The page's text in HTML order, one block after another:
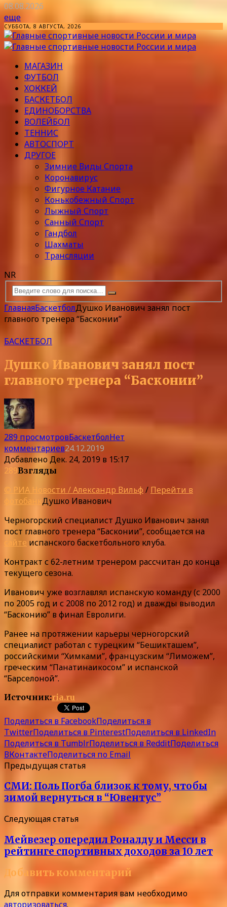
08.08.2026
еще
СУББОТА, 8 АВГУСТА, 2026
МАГАЗИН
ФУТБОЛ
ХОККЕЙ
БАСКЕТБОЛ
ЕДИНОБОРСТВА
ВОЛЕЙБОЛ
ТЕННИС
АВТОСПОРТ
ДРУГОЕ
Зимние Виды Спорта
Коронавирус
Фигурное Катание
Конькобежный Спорт
Лыжный Спорт
Санный Спорт
Гандбол
Шахматы
Трансляции
NR
ГлавнаяБаскетболДушко Иванович занял пост
главного тренера “Басконии”
БАСКЕТБОЛ
Душко Иванович занял пост
главного тренера “Басконии”
289 просмотровБаскетболНет
комментариев24.12.2019
ДобавленоДек. 24, 2019 в 15:17
289Взгляды
© РИА Новости / Александр Вильф / Перейти в
фотобанкДушко Иванович
Черногорский специалист Душко Иванович занял
пост главного тренера “Басконии”, сообщается на
сайте испанского баскетбольного клуба.
Контракт с 62-летним тренером рассчитан до конца
текущего сезона.
Иванович уже возглавлял испанскую команду (с 2000
по 2005 год и с 2008 по 2012 год) и дважды выводил
“Басконию” в финал Евролиги.
Ранее на протяжении карьеры черногорский
специалист работал с турецким “Бешикташем”,
российскими “Химками”, французским “Лиможем”,
греческим “Панатинаикосом” и испанской
“Барселоной”.
Источник:ria.ru
Поделиться в FacebookПоделиться в
TwitterПоделиться в PinterestПоделиться в LinkedIn
Поделиться в TumblrПоделиться в RedditПоделиться
ВКонтактеПоделиться по Email
Предыдущая статья
СМИ: Поль Погба близок к тому, чтобы
зимой вернуться в “Ювентус”
Следующая статья
Мейвезер опередил Роналду и Месси в
рейтинге спортивных доходов за 10 лет
Добавить комментарий
Для отправки комментария вам необходимо
авторизоваться.